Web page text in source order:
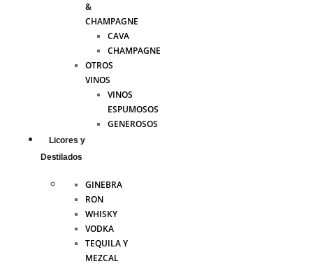
&
CHAMPAGNE
CAVA
CHAMPAGNE
OTROS
VINOS
VINOS
ESPUMOSOS
GENEROSOS
Licores y
Destilados
GINEBRA
RON
WHISKY
VODKA
TEQUILA Y
MEZCAL